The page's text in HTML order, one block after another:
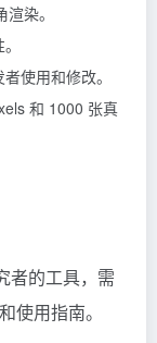
染。
使用和修改。
和 1000 张真
者的工具，需
使用指南。